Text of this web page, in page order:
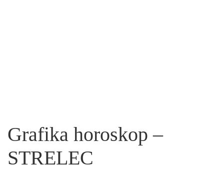
Grafika horoskop –
STRELEC